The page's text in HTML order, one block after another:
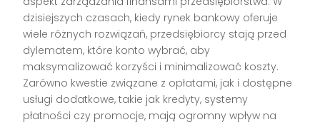
dzisiejszych czasach, kiedy rynek bankowy oferuje
wiele różnych rozwiązań, przedsiębiorcy stają przed
dylematem, które konto wybrać, aby
maksymalizować korzyści i minimalizować koszty.
Zarówno kwestie związane z opłatami, jak i dostępne
usługi dodatkowe, takie jak kredyty, systemy
płatności czy promocje, mają ogromny wpływ na